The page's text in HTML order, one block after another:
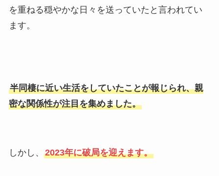
を重ねる穏やかな日々を送っていたと言われてい
ます。
半同棲に近い生活をしていたことが報じられ、親
密な関係性が注目を集めました。
しかし、 2023年に破局を迎えます。